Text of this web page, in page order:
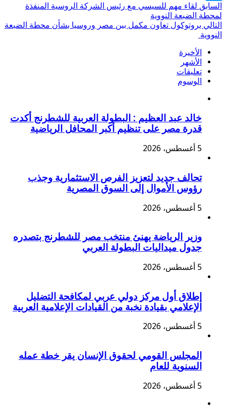
Twitter
السابق لقاء مهم للسيسي مع رئيس الشركة الروسية المنفذة
لمحطة الضبعة النووية
التالي بروتوكول تعاون مكمل بين مصر وروسيا بشأن محطة الضبعة
النووية
الأخيرة
الأشهر
تعليقات
الوسوم
خالد عبد العظيم : البطولة العربية للشطرنج أكدت
قدرة مصر على تنظيم أكبر المحافل الرياضية
5 أغسطس، 2026
تحالف جديد لتعزيز الفرص الاستثمارية وجذب
رؤوس الأموال إلى السوق المصرية
5 أغسطس، 2026
وزير الرياضة يهنئ منتخب مصر للشطرنج بتصدره
جدول ميداليات البطولة العربي
5 أغسطس، 2026
إطلاق أول مركز دولي عربي لمكافحة التضليل
الإعلامي بقيادة نخبة من القيادات الإعلامية العربية
5 أغسطس، 2026
المجلس القومي لحقوق الإنسان يقر خطة عمله
السنوية للعام
5 أغسطس، 2026